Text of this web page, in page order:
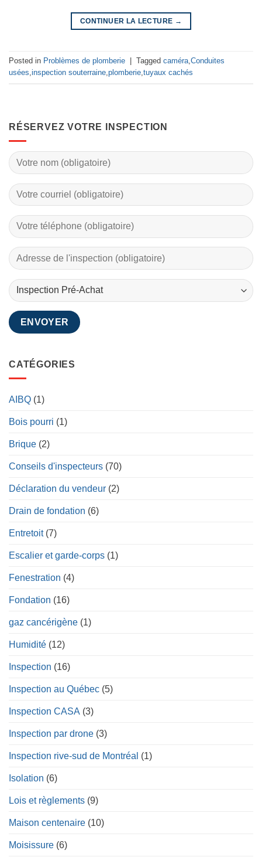
CONTINUER LA LECTURE →
Posted in Problèmes de plomberie Tagged caméra Conduites
usées inspection souterraine plomberie tuyaux cachés
RÉSERVEZ VOTRE INSPECTION
CATÉGORIES
AIBQ (1)
Bois pourri (1)
Brique (2)
Conseils d'inspecteurs (70)
Déclaration du vendeur (2)
Drain de fondation (6)
Entretoit(7)
Escalier et garde-corps (1)
Fenestration (4)
Fondation (16)
gaz cancérigène (1)
Humidité (12)
Inspection (16)
Inspection au Québec (5)
Inspection CASA (3)
Inspection par drone (3)
Inspection rive-sud de Montréal (1)
Isolation (6)
Lois et règlements (9)
Maison centenaire (10)
Moisissure (6)